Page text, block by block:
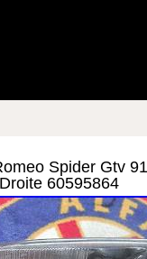
Spider Gtv
60595864